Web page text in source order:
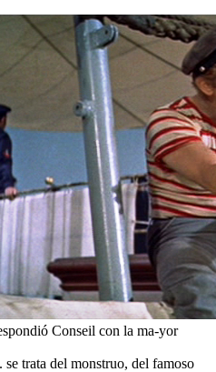
Conseil con la ma-yor
trata del monstruo, del famoso